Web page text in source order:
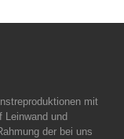
mit
Leinwand und
der bei uns